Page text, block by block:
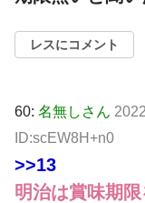
レスにコメント
60: 名無しさん
ID:scEW8H+n0
>>13
明治は賞味期